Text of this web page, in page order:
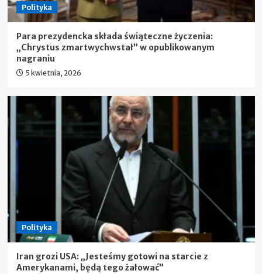
Polityka
Para prezydencka składa świąteczne życzenia:
„Chrystus zmartwychwstał” w opublikowanym
nagraniu
5 kwietnia, 2026
Polityka
Iran grozi USA: „Jesteśmy gotowi na starcie z
Amerykanami, będą tego żałować”